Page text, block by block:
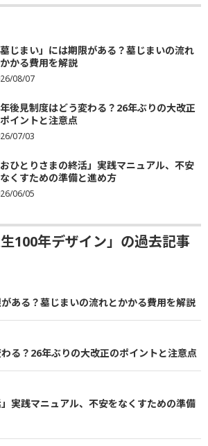
墓じまい」には期限がある？墓じまいの流れ
かる費用を解説
08/07
後見制度はどう変わる？26年ぶりの大改正
イントと注意点
07/03
おひとりさまの終活」実践マニュアル、不安
くすための準備と進め方
06/05
生100年デザイン」の過去記事
がある？墓じまいの流れとかかる費用を解説
る？26年ぶりの大改正のポイントと注意点
」実践マニュアル、不安をなくすための準備